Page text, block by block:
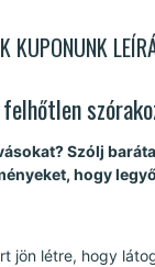
KUPONUNK
Szólj
hogy
jön létre, hogy